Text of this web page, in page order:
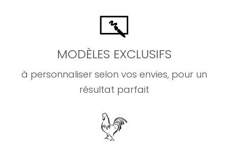
MODÈLES EXCLUSIFS
à personnaliser selon vos envies, pour un
résultat parfait